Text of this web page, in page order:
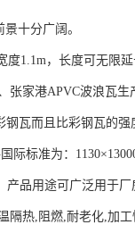
十分广阔。
度1.1m，长度可无限
张家港APVC波浪瓦生
瓦而且比彩钢瓦的
际标准为：
品用途可广泛用于
隔热,阻燃,耐老化,加